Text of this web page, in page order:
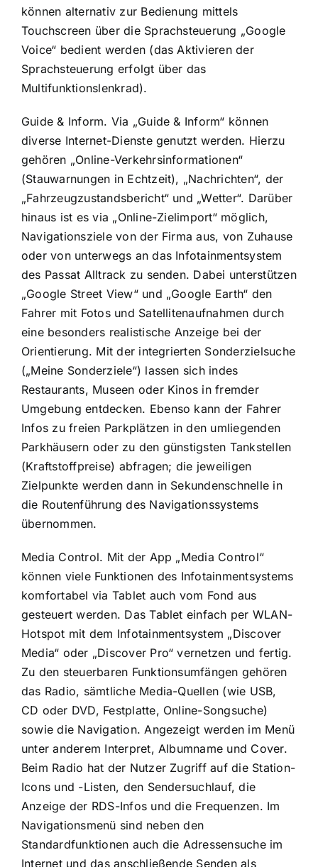
können alternativ zur Bedienung mittels
Touchscreen über die Sprachsteuerung „Google
Voice“ bedient werden (das Aktivieren der
Sprachsteuerung erfolgt über das
Multifunktionslenkrad).
Guide & Inform. Via „Guide & Inform“ können
diverse Internet-Dienste genutzt werden. Hierzu
gehören „Online-Verkehrsinforma­tionen“
(Stauwarnungen in Echtzeit), „Nachrichten“, der
„Fahrzeugzustandsbericht“ und „Wetter“. Darüber
hinaus ist es via „Online-Zielimport“ möglich,
Navigationsziele von der Firma aus, von Zuhause
oder von unterwegs an das Infotainmentsystem
des Passat Alltrack zu senden. Dabei unterstützen
„Google Street View“ und „Google Earth“ den
Fahrer mit Fotos und Satellitenaufnahmen durch
eine besonders realistische Anzeige bei der
Orientierung. Mit der integrierten Sonderzielsuche
(„Meine Sonderziele“) lassen sich indes
Restaurants, Museen oder Kinos in fremder
Umgebung entdecken. Ebenso kann der Fahrer
Infos zu freien Parkplätzen in den umliegenden
Parkhäusern oder zu den günstigsten Tankstellen
(Kraftstoffpreise) abfragen; die jeweiligen
Zielpunkte werden dann in Sekundenschnelle in
die Routenführung des Navigationssystems
übernommen.
Media Control. Mit der App „Media Control“
können viele Funktionen des Infotainmentsystems
komfortabel via Tablet auch vom Fond aus
gesteuert werden. Das Tablet einfach per WLAN-
Hotspot mit dem Infotainmentsystem „Discover
Media“ oder „Discover Pro“ vernetzen und fertig.
Zu den steuerbaren Funktionsumfängen gehören
das Radio, sämtliche Media-Quellen (wie USB,
CD oder DVD, Festplatte, Online-Songsuche)
sowie die Navigation. Angezeigt werden im Menü
unter anderem Interpret, Albumname und Cover.
Beim Radio hat der Nutzer Zugriff auf die Station-
Icons und -Listen, den Sendersuchlauf, die
Anzeige der RDS-Infos und die Frequenzen. Im
Navigationsmenü sind neben den
Standardfunktionen auch die Adressensuche im
Internet und das anschließende Senden als